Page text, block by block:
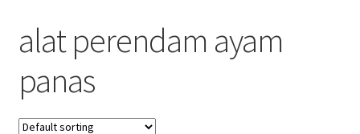
Cart
Checkout
Kontak Kami
alat perendam ayam
panas